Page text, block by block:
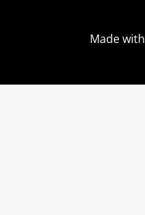
Made with